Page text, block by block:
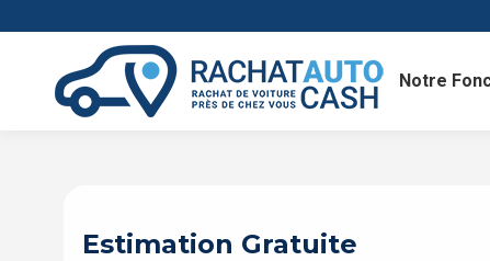
Notre
Estimation Gratuite